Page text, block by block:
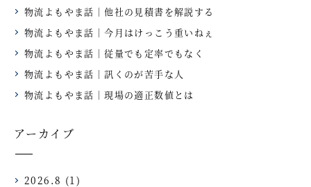
物流よもやま話｜他社の見積書を解説する
物流よもやま話｜今月はけっこう重いねぇ
物流よもやま話｜従量でも定率でもなく
物流よもやま話｜訊くのが苦手な人
物流よもやま話｜現場の適正数値とは
アーカイブ
2026.8 (1)